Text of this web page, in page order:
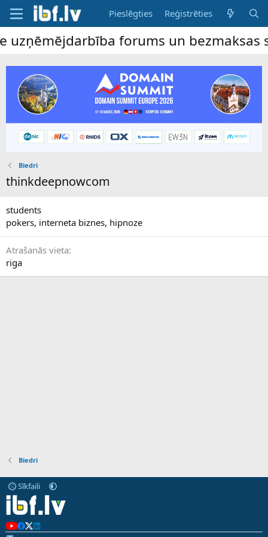
Pieslēgties Reģistrēties
forums un bezmaksas
Biedri
thinkdeepnowcom
students
pokers, interneta biznes, hipnoze
Atrašanās vieta
riga
Biedri
Sīkfaili